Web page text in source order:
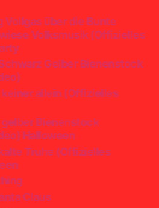
Vollgas über die Bunte
Volksmusik (Offizielles
Gelber Bienenstock
keiner allein (Offizielles
gelber Bienenstock
Halloween
Truhe (Offizielles
Claus